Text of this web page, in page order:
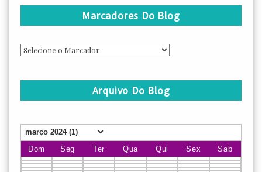
Marcadores Do Blog
Arquivo Do Blog
Dom Seg Ter Qua Qui Sex Sab